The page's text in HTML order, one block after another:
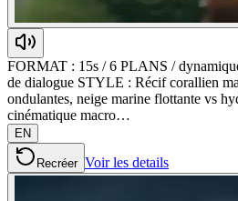
FORMAT : 15s / 6 PLANS /
de dialogue STYLE : Récif corallien
ondulantes, neige marine flottante vs
cinématique macro…
EN
Recréer Voir les details